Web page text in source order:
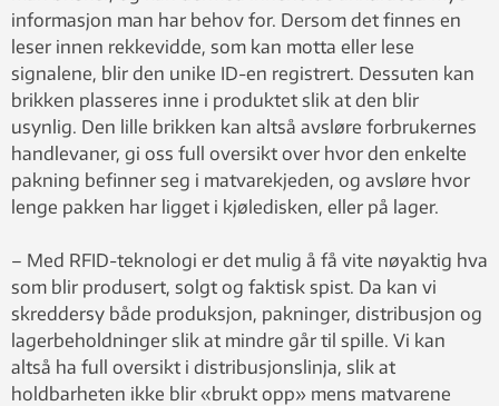
informasjon man har behov for. Dersom det finnes en
leser innen rekkevidde, som kan motta eller lese
signalene, blir den unike ID-en registrert. Dessuten kan
brikken plasseres inne i produktet slik at den blir
usynlig. Den lille brikken kan altså avsløre forbrukernes
handlevaner, gi oss full oversikt over hvor den enkelte
pakning befinner seg i matvarekjeden, og avsløre hvor
lenge pakken har ligget i kjøledisken, eller på lager.
– Med RFID-teknologi er det mulig å få vite nøyaktig hva
som blir produsert, solgt og faktisk spist. Da kan vi
skreddersy både produksjon, pakninger, distribusjon og
lagerbeholdninger slik at mindre går til spille. Vi kan
altså ha full oversikt i distribusjonslinja, slik at
holdbarheten ikke blir «brukt opp» mens matvarene